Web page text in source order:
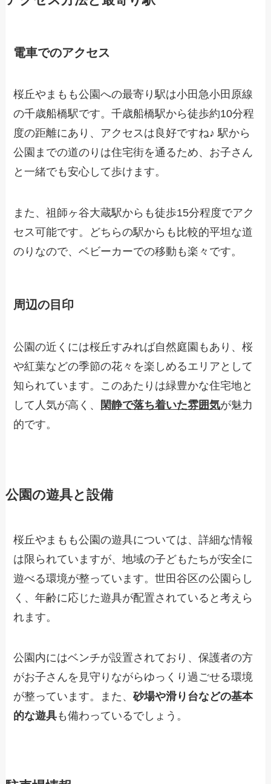
電車でのアクセス
桜丘やまもも公園への最寄り駅は小田急小田原線
の千歳船橋駅です。千歳船橋駅から徒歩約10分程
度の距離にあり、アクセスは良好ですね♪ 駅から
公園までの道のりは住宅街を通るため、お子さん
と一緒でも安心して歩けます。
また、祖師ヶ谷大蔵駅からも徒歩15分程度でアク
セス可能です。どちらの駅からも比較的平坦な道
のりなので、ベビーカーでの移動も楽々です。
周辺の目印
公園の近くには桜丘すみれば自然庭園もあり、桜
や紅葉などの季節の花々を楽しめるエリアとして
知られています。このあたりは緑豊かな住宅地と
して人気が高く、
閑静で落ち着いた雰囲気が魅力
的です。
公園の遊具と設備
桜丘やまもも公園の遊具については、詳細な情報
は限られていますが、地域の子どもたちが安全に
遊べる環境が整っています。世田谷区の公園らし
く、年齢に応じた遊具が配置されていると考えら
れます。
公園内にはベンチが設置されており、保護者の方
がお子さんを見守りながらゆっくり過ごせる環境
が整っています。また、砂場や滑り台などの基本
的な遊具も備わっているでしょう。